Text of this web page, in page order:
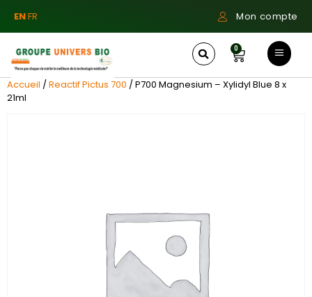
ENFR Mon compte
0
Accueil /Reactif Pictus 700 / P700 Magnesium – Xylidyl Blue 8 x
21ml